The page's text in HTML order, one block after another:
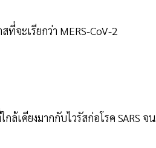
จะเรียกว่า MERS-CoV-2
เคียงมากกับไวรัสก่อโรค SARS จน